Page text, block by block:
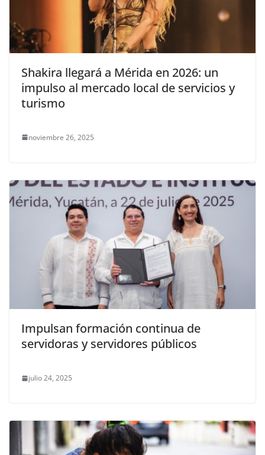
Shakira llegará a Mérida en 2026: un
impulso al mercado local de servicios y
turismo
noviembre 26, 2025
Impulsan formación continua de
servidoras y servidores públicos
julio 24, 2025